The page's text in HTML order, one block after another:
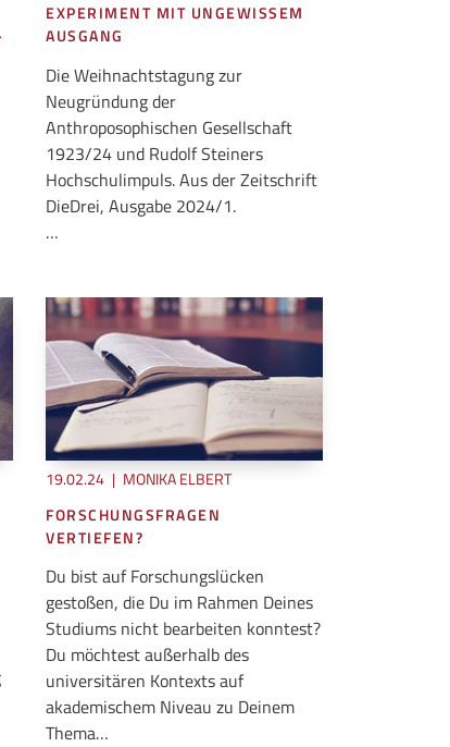
EXPERIMENT MIT UNGEWISSEM
AUSGANG
Die Weihnachtstagung zur
Neugründung der
Anthroposophischen Gesellschaft
1923/24 und Rudolf Steiners
Hochschulimpuls. Aus der Zeitschrift
DieDrei, Ausgabe 2024/1.
…
19.02.24 | MONIKA ELBERT
FORSCHUNGSFRAGEN
VERTIEFEN?
Du bist auf Forschungslücken
gestoßen, die Du im Rahmen Deines
Studiums nicht bearbeiten konntest?
Du möchtest außerhalb des
universitären Kontexts auf
akademischem Niveau zu Deinem
Thema…